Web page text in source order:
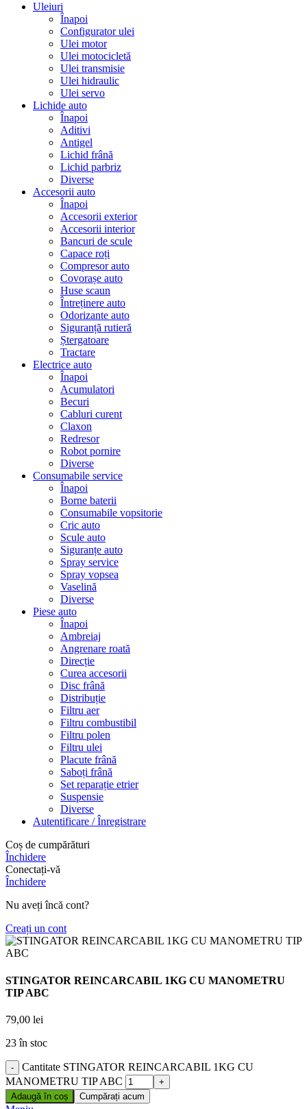
Uleiuri
Înapoi
Configurator ulei
Ulei motor
Ulei motocicletă
Ulei transmisie
Ulei hidraulic
Ulei servo
Lichide auto
Înapoi
Aditivi
Antigel
Lichid frână
Lichid parbriz
Diverse
Accesorii auto
Înapoi
Accesorii exterior
Accesorii interior
Bancuri de scule
Capace roți
Compresor auto
Covorașe auto
Huse scaun
Întreținere auto
Odorizante auto
Siguranță rutieră
Ștergatoare
Tractare
Electrice auto
Înapoi
Acumulatori
Becuri
Cabluri curent
Claxon
Redresor
Robot pornire
Diverse
Consumabile service
Înapoi
Borne baterii
Consumabile vopsitorie
Cric auto
Scule auto
Siguranțe auto
Spray service
Spray vopsea
Vaselină
Diverse
Piese auto
Înapoi
Ambreiaj
Angrenare roată
Direcție
Curea accesorii
Disc frână
Distribuție
Filtru aer
Filtru combustibil
Filtru polen
Filtru ulei
Placute frână
Saboți frână
Set reparație etrier
Suspensie
Diverse
Autentificare / Înregistrare
Coș de cumpărături
Închidere
Conectați-vă
Închidere
Nu aveți încă cont?
Creați un cont
STINGATOR REINCARCABIL 1KG CU MANOMETRU
TIP ABC
79,00 lei
23 în stoc
Cantitate STINGATOR REINCARCABIL 1KG CU
MANOMETRU TIP ABC
Adaugă în coș Cumpărați acum